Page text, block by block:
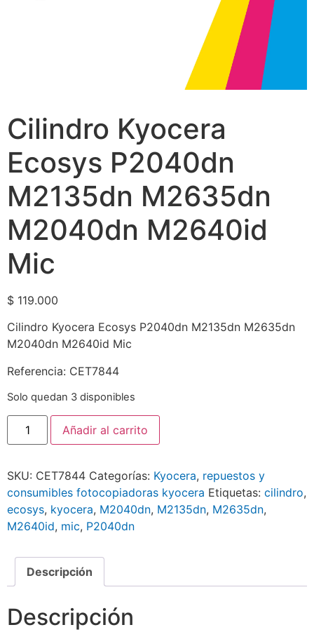
Cilindro Kyocera
Ecosys P2040dn
M2135dn M2635dn
M2040dn M2640id
Mic
$ 119.000
Cilindro Kyocera Ecosys P2040dn M2135dn M2635dn
M2040dn M2640id Mic
Referencia: CET7844
Solo quedan 3 disponibles
Añadir al carrito
SKU: CET7844 Categorías: Kyocera, repuestos y
consumibles fotocopiadoras kyocera Etiquetas: cilindro,
ecosys, kyocera, M2040dn, M2135dn, M2635dn,
M2640id, mic, P2040dn
Descripción
Descripción